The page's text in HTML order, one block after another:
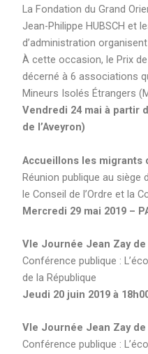
La Fondation du Grand
Jean-Philippe HUBSCH et
d’administration
À cette occasion, le Prix
décerné à 6 associations
Mineurs Isolés Étrangers
Vendredi 24 mai à partir
de l’Aveyron)
Accueillons les migrants
Réunion publique au siège
le Conseil de l’Ordre et la
Mercredi 29 mai 2019 –
VIe Journée Jean Zay
Conférence publique :
de la République
Jeudi 20 juin 2019 à
VIe Journée Jean Zay
Conférence publique :